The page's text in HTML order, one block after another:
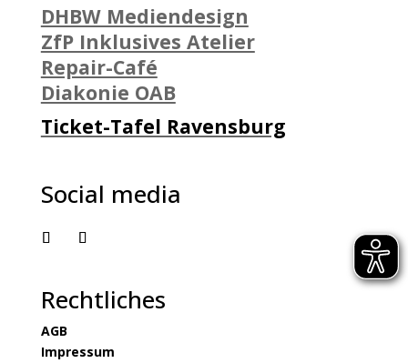
DHBW Mediendesign
ZfP Inklusives Atelier
Repair-Café
Diakonie OAB
Ticket-Tafel Ravensburg
Social media
Rechtliches
AGB
Impressum